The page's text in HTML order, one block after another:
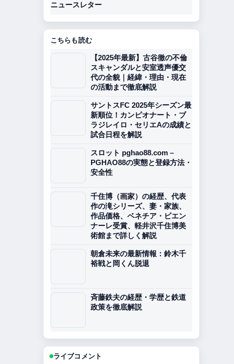
ニュースレター
こちらも読む
【2025年最新】古谷徹の不倫
スキャンダルと安室透声優交
代の全貌｜経緯・理由・現在
の活動まで徹底解説
サントスFC 2025年シーズン最
新順位！カンピオナート・ブ
ラジレイロ・セリエAの成績と
試合日程を解説
スロット pghao88.com –
PGHAO88の実態と登録方法・
安全性
千住博（画家）の経歴、代表
作の滝シリーズ、妻・家族、
作品価格、ベネチア・ビエン
ナーレ受賞、軽井沢千住博美
術館まで詳しく解説
朝倉未来の最新情報：鈴木千
裕戦と岡くん脱退
斉藤鉄夫の経歴・学歴と鉄道
政策を徹底解説
ライブコメント